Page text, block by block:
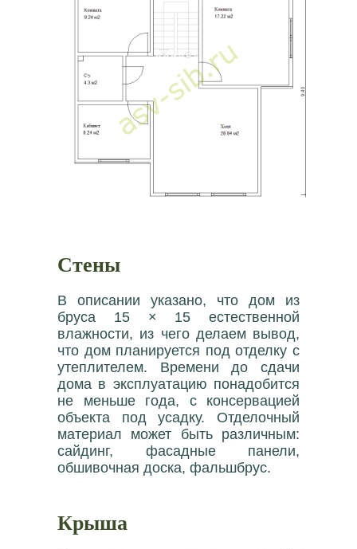
Стены
В описании указано, что дом из
бруса 15 × 15 естественной
влажности, из чего делаем вывод,
что дом планируется под отделку с
утеплителем. Времени до сдачи
дома в эксплуатацию понадобится
не меньше года, с консервацией
объекта под усадку. Отделочный
материал может быть различным:
сайдинг, фасадные панели,
обшивочная доска, фальшбрус.
Крыша